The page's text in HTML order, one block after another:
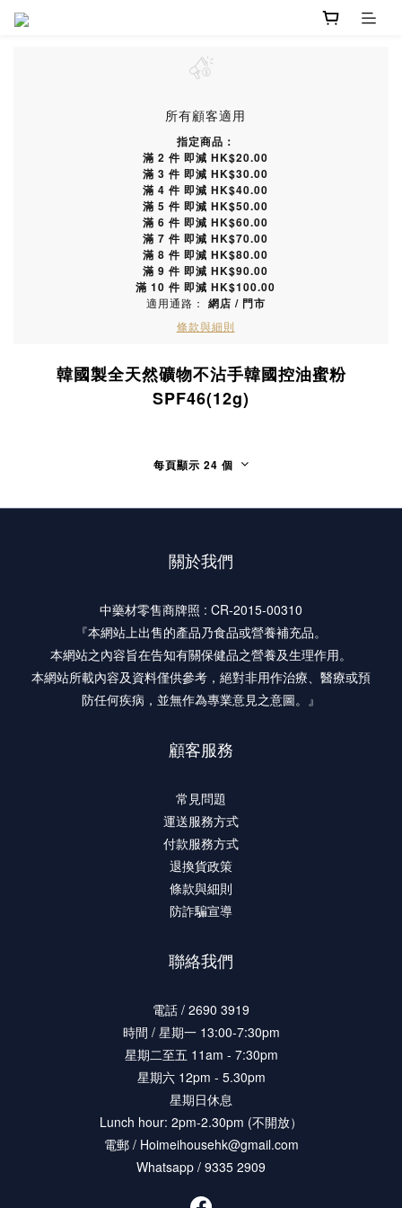
所有顧客適用
指定商品：
滿 2 件 即減 HK$20.00
滿 3 件 即減 HK$30.00
滿 4 件 即減 HK$40.00
滿 5 件 即減 HK$50.00
滿 6 件 即減 HK$60.00
滿 7 件 即減 HK$70.00
滿 8 件 即減 HK$80.00
滿 9 件 即減 HK$90.00
滿 10 件 即減 HK$100.00
適用通路： 網店 / 門市
條款與細則
韓國製全天然礦物不沾手韓國控油蜜粉
SPF46(12g)
每頁顯示 24 個
關於我們
中藥材零售商牌照 : CR-2015-00310
『本網站上出售的產品乃食品或營養補充品。
本網站之內容旨在告知有關保健品之營養及生理作用。
本網站所載內容及資料僅供參考，絕對非用作治療、醫療或預
防任何疾病，並無作為專業意見之意圖。』
顧客服務
常見問題
運送服務方式
付款服務方式
退換貨政策
條款與細則
防詐騙宣導
聯絡我們
電話 / 2690 3919
時間 / 星期一 13:00-7:30pm
星期二至五 11am - 7:30pm
星期六 12pm - 5.30pm
星期日休息
Lunch hour: 2pm-2.30pm (不開放）
電郵 / Hoimeihousehk@gmail.com
Whatsapp / 9335 2909